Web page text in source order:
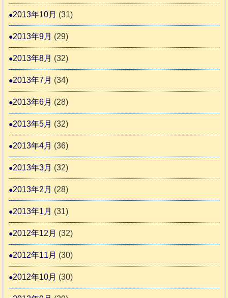
2013年10月 (31)
2013年9月 (29)
2013年8月 (32)
2013年7月 (34)
2013年6月 (28)
2013年5月 (32)
2013年4月 (36)
2013年3月 (32)
2013年2月 (28)
2013年1月 (31)
2012年12月 (32)
2012年11月 (30)
2012年10月 (30)